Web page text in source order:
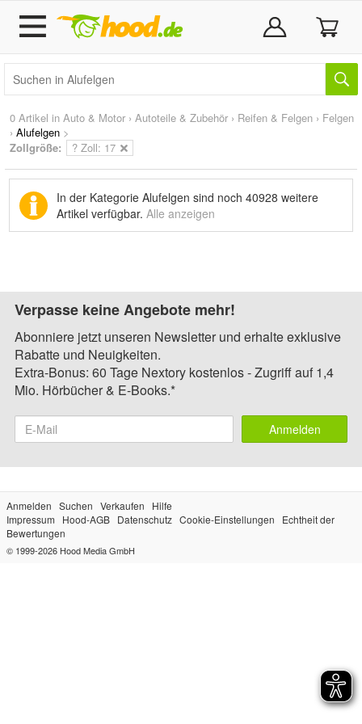
0 Artikel in Auto & Motor › Autoteile & Zubehör › Reifen & Felgen › Felgen
› Alufelgen >
Zollgröße:
? Zoll: 17
In der Kategorie Alufelgen sind noch 40928 weitere
Artikel verfügbar. Alle anzeigen
Verpasse keine Angebote mehr!
Abonniere jetzt unseren Newsletter und erhalte exklusive
Rabatte und Neuigkeiten.
Extra-Bonus: 60 Tage Nextory kostenlos - Zugriff auf 1,4
Mio. Hörbücher & E-Books.*
Anmelden
Anmelden Suchen Verkaufen
Hilfe
Impressum
Hood-AGB Datenschutz Cookie-Einstellungen
Echtheit der
Bewertungen
© 1999-2026 Hood Media GmbH